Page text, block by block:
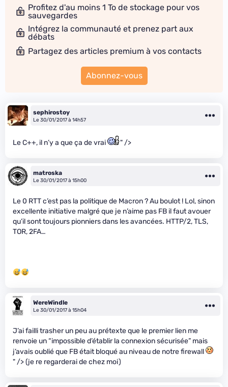
Profitez d'au moins 1 To de stockage pour vos
sauvegardes
Intégrez la communauté et prenez part aux
débats
Partagez des articles premium à vos contacts
Abonnez-vous
sephirostoy
Le 30/01/2017 à 14h57
Le C++, il n’y a que ça de vrai " />
matroska
Le 30/01/2017 à 15h00
Le 0 RTT c’est pas la politique de Macron ? Au boulot ! Lol, sinon
excellente initiative malgré que je n’aime pas FB il faut avouer
qu’il sont toujours pionniers dans les avancées. HTTP/2, TLS,
TOR, 2FA…
WereWindle
Le 30/01/2017 à 15h04
J’ai failli trasher un peu au prétexte que le premier lien me
renvoie un “impossible d’établir la connexion sécurisée” mais
j’avais oublié que FB était bloqué au niveau de notre firewall
" /> (je re regarderai de chez moi)